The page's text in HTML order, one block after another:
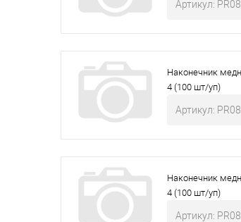
Артикул:
Наконечник
4 (100 шт/уп)
Артикул:
Наконечник
4 (100 шт/уп)
Артикул: